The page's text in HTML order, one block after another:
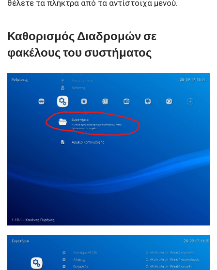
θέλετε τα πλήκτρα από τα αντίστοιχα μενού.
Καθορισμός Διαδρομών σε
φακέλους του συστήματος